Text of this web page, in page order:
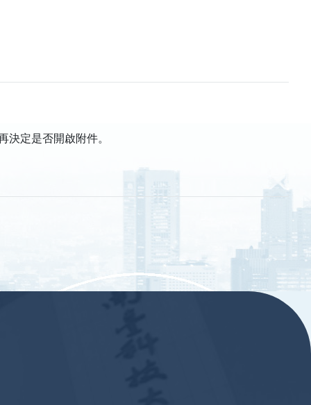
定是否開啟附件。